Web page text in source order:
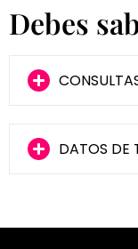
Debes
DATOS DE